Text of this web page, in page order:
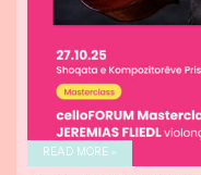
READ MORE »